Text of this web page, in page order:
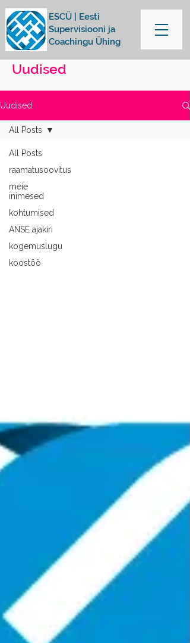
ESCÜ | Eesti
Supervisiooni ja
Coachingu Ühing
Uudised
Uudised
All Posts
raamatusoovitus
meie
inimesed
kohtumised
ANSE ajakiri
kogemuslugu
koostöö
All Posts